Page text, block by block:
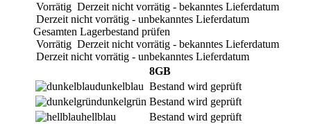
Vorrätig Derzeit nicht vorrätig - bekanntes Lieferdatum
Derzeit nicht vorrätig - unbekanntes Lieferdatum
Gesamten Lagerbestand prüfen
Vorrätig Derzeit nicht vorrätig - bekanntes Lieferdatum
Derzeit nicht vorrätig - unbekanntes Lieferdatum
8GB
dunkelblau Bestand wird geprüft
dunkelgrün Bestand wird geprüft
hellblau
Bestand wird geprüft